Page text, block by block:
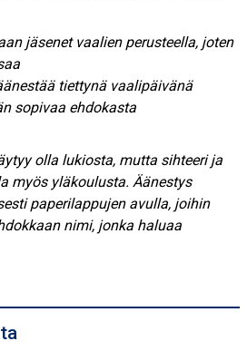
jäsenet vaalien perusteella, joten
tiettynä vaalipäivänä
sopivaa ehdokasta
olla lukiosta, mutta sihteeri ja
myös yläkoulusta. Äänestys
paperilappujen avulla, joihin
nimi, jonka haluaa